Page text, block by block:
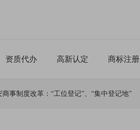
资质代办 高新认定 商标注册
商事制度改革：“工位登记”、“集中登记地”